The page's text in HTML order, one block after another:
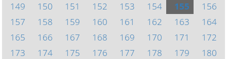
149
150 151 152 153 154 155
156
157
158 159 160 161 162 163
164
165
166 167 168 169 170 171
172
173
174 175 176 177 178 179
180